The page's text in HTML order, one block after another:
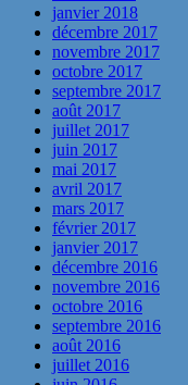
janvier 2018
décembre 2017
novembre 2017
octobre 2017
septembre 2017
août 2017
juillet 2017
juin 2017
mai 2017
avril 2017
mars 2017
février 2017
janvier 2017
décembre 2016
novembre 2016
octobre 2016
septembre 2016
août 2016
juillet 2016